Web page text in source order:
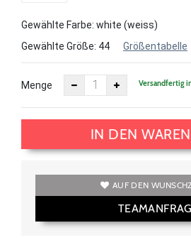
Gewählte Farbe: white (weiss)
Gewählte Größe: 44 Größentabelle
Menge Versandfertig
IN DEN
AUF DEN